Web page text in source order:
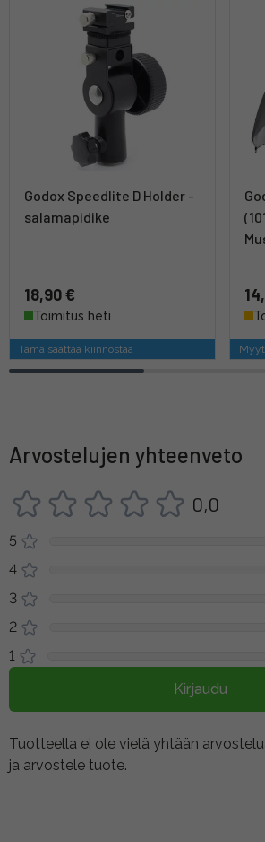
Godox Speedlite D Holder -
salamapidike
18,90 €
Toimitus heti
Tämä saattaa kiinnostaa
Arvostelujen yhteenveto
0,0
5
4
3
2
1
Kirjaudu
Tuotteella ei ole vielä yhtään
ja arvostele tuote.